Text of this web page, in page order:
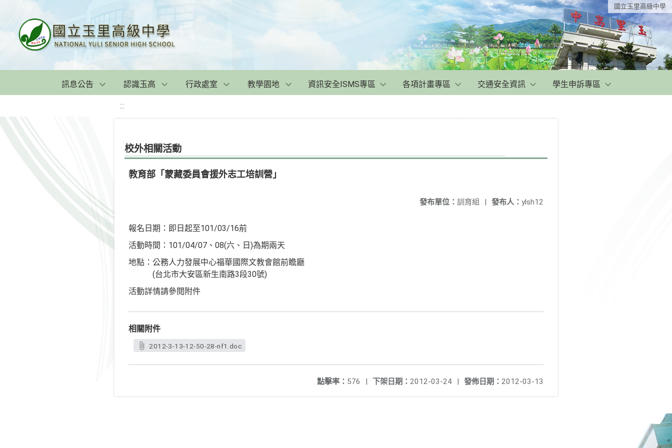
國立玉里高級中學
訊息公告 認識玉高 行政處室 教學園地 資訊安全ISMS專區 各項計畫專區 交通安全資訊 學生申訴專區
:::
校外相關活動
教育部「蒙藏委員會援外志工培訓營」
發布人： ylsh12
發布單位： 訓育組 |
報名日期：即日起至101/03/16前
活動時間：101/04/07、08(六、日)為期兩天
地點：公務人力發展中心福華國際文教會館前瞻廳
(台北市大安區新生南路3段30號)
活動詳情請參閱附件
相關附件
2012-3-13-12-50-28-nf1.doc
發佈日期： 2012-03-13
下架日期： 2012-03-24 |
點擊率： 576 |